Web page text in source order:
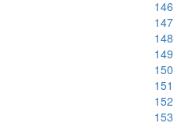
146
147
148
149
150
151
152
153